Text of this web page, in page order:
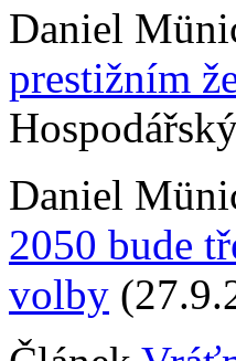
Daniel
prestižním
Daniel
2050 bude
volby